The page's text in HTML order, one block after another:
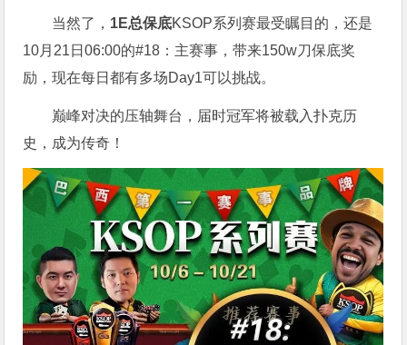
当然了， 1E总保底KSOP系列赛最受瞩目的，还是
10月21日06:00的#18：主赛事，带来150w刀保底奖
励，现在每日都有多场Day1可以挑战。
巅峰对决的压轴舞台，届时冠军将被载入扑克历
史，成为传奇！